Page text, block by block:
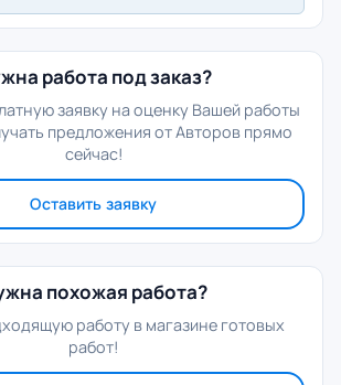
работа под заказ?
заявку на оценку Вашей работы
предложения от Авторов прямо
сейчас!
Оставить заявку
похожая работа?
работу в магазине готовых
работ!